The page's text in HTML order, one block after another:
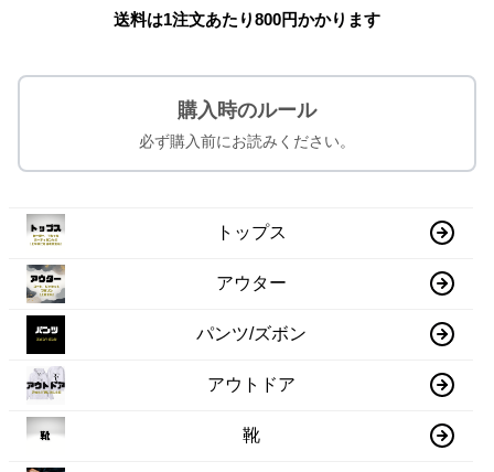
送料は1注文あたり800円かかります
購入時のルール
必ず購入前にお読みください。
トップス
アウター
パンツ/ズボン
アウトドア
靴